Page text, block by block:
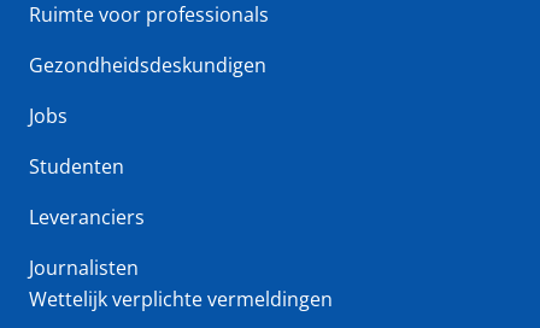
Ruimte voor professionals
Gezondheidsdeskundigen
Jobs
Studenten
Leveranciers
Journalisten
Wettelijk verplichte vermeldingen